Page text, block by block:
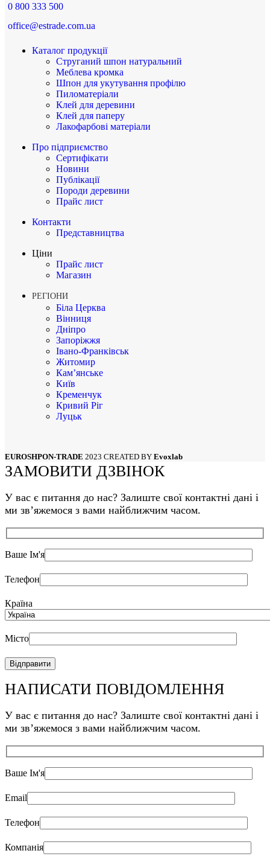
0 800 333 500
office@estrade.com.ua
Каталог продукції
Струганий шпон натуральний
Меблева кромка
Шпон для укутування профілю
Пиломатеріали
Клей для деревини
Клей для паперу
Лакофарбові матеріали
Про підприємство
Сертифікати
Новини
Публікації
Породи деревини
Прайс лист
Контакти
Представництва
Ціни
Прайс лист
Магазин
РЕГІОНИ
Біла Церква
Вінниця
Дніпро
Запоріжжя
Івано-Франківськ
Житомир
Кам’янське
Київ
Кременчук
Кривий Ріг
Луцьк
Одеса
Полтава
Тернопіль
Харків
Хмельницкий
Черкаси
EUROSHPON-TRADE 2023 CREATED BY Evoxlab
ЗАМОВИТИ ДЗВІНОК
У вас є питання до нас? Залиште свої контактні дані і
ми звʼяжемося з вами найближчим часом.
Ваше Ім'я
Телефон
Країна
Місто
НАПИСАТИ ПОВІДОМЛЕННЯ
У вас є питання до нас? Залиште свої контактні дані і
ми звʼяжемося з вами найближчим часом.
Ваше Ім'я
Email
Телефон
Компанія